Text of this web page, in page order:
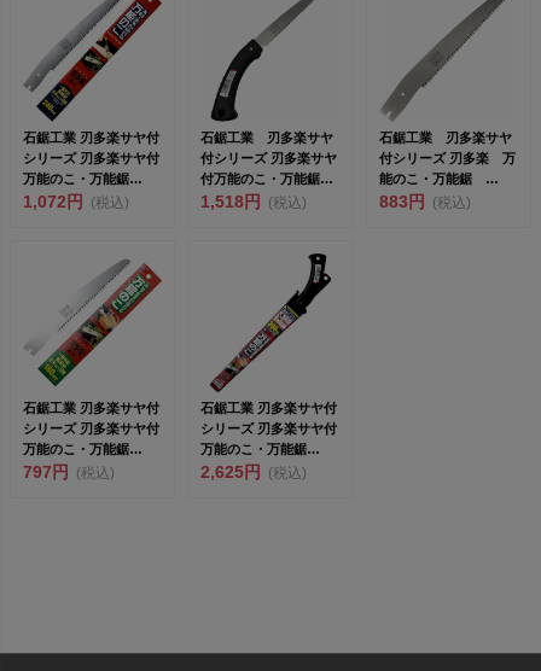
石鋸工業 刃多楽サヤ付
シリーズ 刃多楽サヤ付
万能のこ・万能鋸
240mm 替刃 I...
1,072円 (税込)
石鋸工業 刃多楽サヤ
付シリーズ 刃多楽サヤ
付万能のこ・万能鋸
210mm INK-...
1,518円 (税込)
石鋸工業 刃多楽サヤ
付シリーズ 刃多楽 万
能のこ・万能鋸
210mm 替刃 INK...
883円 (税込)
石鋸工業 刃多楽サヤ付
シリーズ 刃多楽サヤ付
万能のこ・万能鋸
180mm 替刃 I...
797円 (税込)
石鋸工業 刃多楽サヤ付
シリーズ 刃多楽サヤ付
万能のこ・万能鋸
300mm INK-...
2,625円 (税込)